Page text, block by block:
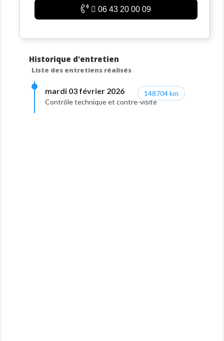
06 43 20 00 09
Historique d'entretien
Liste des entretiens réalisés
mardi 03 février 2026
Contrôle technique et contre-visite
148704 km